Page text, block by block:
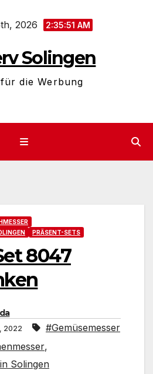
2026 2:35:52 AM
Solingen
die Werbung
PRÄSENT-SETS
8047
2022
#Gemüsemesser
,
Solingen